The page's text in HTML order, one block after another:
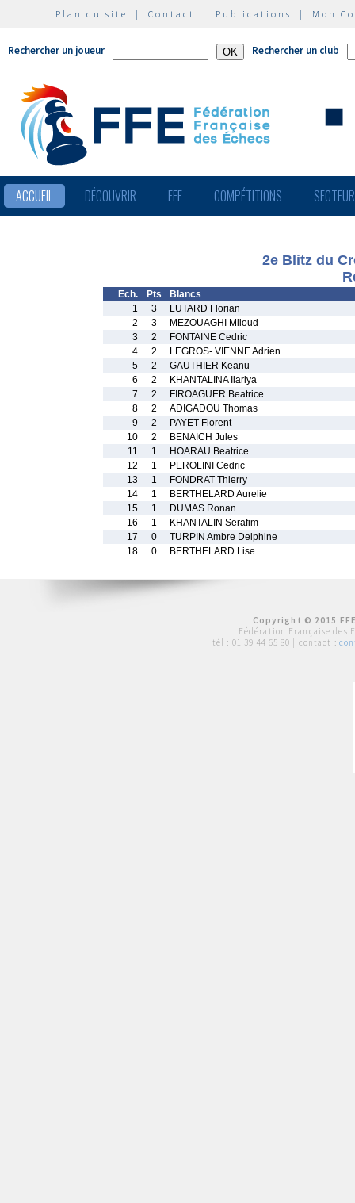
Plan du site | Contact | Publications | Mon
Rechercher un joueur Rechercher un club
ACCUEIL DÉCOUVRIR FFE COMPÉTITIONS
2e Blitz du
Ech. Pts
Blancs
1
3
LUTARD Florian
2
3
MEZOUAGHI Miloud
3
2
FONTAINE Cedric
4
2
LEGROS- VIENNE Adrien
5
2
GAUTHIER Keanu
6
2
KHANTALINA Ilariya
7
2
FIROAGUER Beatrice
8
2
ADIGADOU Thomas
9
2
PAYET Florent
10
2
BENAICH Jules
11
1
HOARAU Beatrice
12
1
PEROLINI Cedric
13
1
FONDRAT Thierry
14
1
BERTHELARD Aurelie
15
1
DUMAS Ronan
16
1
KHANTALIN Serafim
17
0
TURPIN Ambre Delphine
18
0 BERTHELARD Lise
Copyright © 2015
Fédération Française des
tél : 01 39 44 65 80 | contact :